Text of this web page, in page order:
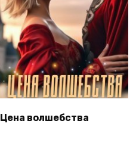
Цена волшебства